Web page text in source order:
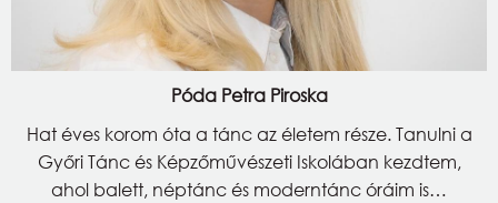
Póda Petra Piroska
Hat éves korom óta a tánc az életem része. Tanulni a
Győri Tánc és Képzőművészeti Iskolában kezdtem,
ahol balett, néptánc és moderntánc óráim is…